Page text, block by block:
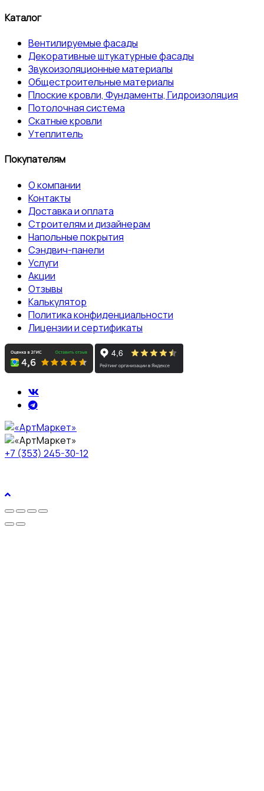
Каталог
Вентилируемые фасады
Декоративные штукатурные фасады
Звукоизоляционные материалы
Общестроительные материалы
Плоские кровли, Фундаменты, Гидроизоляция
Потолочная система
Скатные кровли
Утеплитель
Покупателям
О компании
Контакты
Доставка и оплата
Строителям и дизайнерам
Напольные покрытия
Сэндвич-панели
Услуги
Акции
Отзывы
Калькулятор
Политика конфиденциальности
Лицензии и сертификаты
+7 (353) 245-30-12